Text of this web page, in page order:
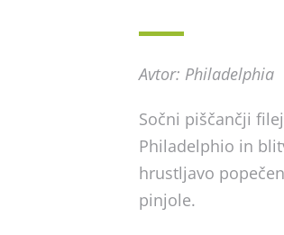
Avtor: Philadelphia
Sočni piščančji
Philadelphio in
hrustljavo
pinjole.